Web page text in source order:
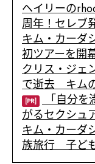
ヘイリーの
周年！セレブ
キム・カーダ
初ツアーを開
クリス・ジェ
で逝去 キム
[PR] 「自分を
がるセクシュ
キム・カーダ
族旅行 子ど